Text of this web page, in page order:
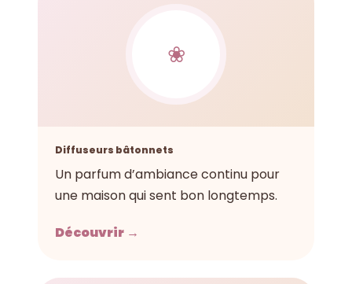
❀
Diffuseurs bâtonnets
Un parfum d’ambiance continu pour
une maison qui sent bon longtemps.
Découvrir →